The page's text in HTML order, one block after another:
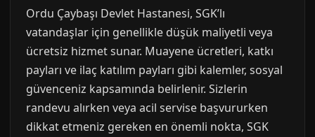
Ordu Çaybaşı Devlet Hastanesi, SGK’lı
vatandaşlar için genellikle düşük maliyetli veya
ücretsiz hizmet sunar. Muayene ücretleri, katkı
payları ve ilaç katılım payları gibi kalemler, sosyal
güvenceniz kapsamında belirlenir. Sizlerin
randevu alırken veya acil servise başvururken
dikkat etmeniz gereken en önemli nokta, SGK